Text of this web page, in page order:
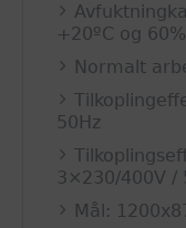
+20ºC og
Normalt
50Hz
3×230/400V /
Mål: